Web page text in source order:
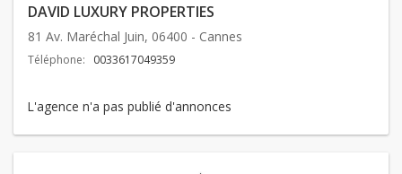
DAVID LUXURY PROPERTIES
81 Av. Maréchal Juin, 06400 - Cannes
Téléphone: 0033617049359
L'agence n'a pas publié d'annonces